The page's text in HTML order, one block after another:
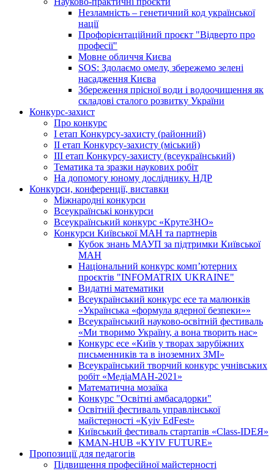
Незламність – генетичний код української
нації
Профорієнтаційний проєкт "Відверто про
професії"
Мовне обличчя Києва
SOS: Здолаємо омелу, збережемо зелені
насадження Києва
Збереження прісної води і водоочищення як
складові сталого розвитку України
Конкурс-захист
Про конкурс
І етап Конкурсу-захисту (районний)
ІІ етап Конкурсу-захисту (міський)
ІІІ етап Конкурсу-захисту (всеукраїнський)
Тематика та зразки наукових робіт
На допомогу юному досліднику. НДР
Конкурси, конференції, виставки
Міжнародні конкурси
Всеукраїнські конкурси
Всеукраїнський конкурс «КрутеЗНО»
Конкурси Київської МАН та партнерів
Кубок знань МАУП за підтримки Київської
МАН
Національний конкурс комп’ютерних
проєктів "INFOMATRIX UKRAINE"
Видатні математики
Всеукраїнський конкурс есе та малюнків
«Українська «формула ядерної безпеки»»
Всеукраїнський науково-освітній фестиваль
«Ми творимо Україну, а вона творить нас»
Конкурс есе «Київ у творах зарубіжних
письменників та в іноземних ЗМІ»
Всеукраїнський творчий конкурс учнівських
робіт «МедіаМАН-2021»
Математична мозаїка
Конкурс "Освітні амбасадорки"
Освітній фестиваль управлінської
майстерності «Kyiv EdFest»
Київський фестиваль стартапів «Class-IDEЯ»
KMAN-HUB «KYIV FUTURE»
Пропозиції для педагогів
Підвищення професійної майстерності